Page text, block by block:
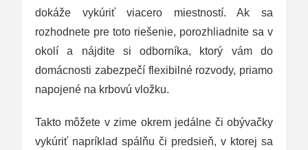
dokáže vykúriť viacero miestností. Ak sa
rozhodnete pre toto riešenie, porozhliadnite sa v
okolí a nájdite si odborníka, ktorý vám do
domácnosti zabezpečí flexibilné rozvody, priamo
napojené na krbovú vložku.
Takto môžete v zime okrem jedálne či obývačky
vykúriť napríklad spálňu či predsieň, v ktorej sa